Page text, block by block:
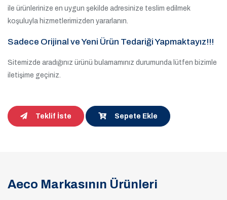
ile ürünlerinize en uygun şekilde adresinize teslim edilmek
koşuluyla hizmetlerimizden yararlanın.
Sadece Orijinal ve Yeni Ürün Tedariği Yapmaktayız!!!
Sitemizde aradığınız ürünü bulamamınız durumunda lütfen bizimle
iletişime geçiniz.
Teklif İste Sepete Ekle
Aeco Markasının Ürünleri